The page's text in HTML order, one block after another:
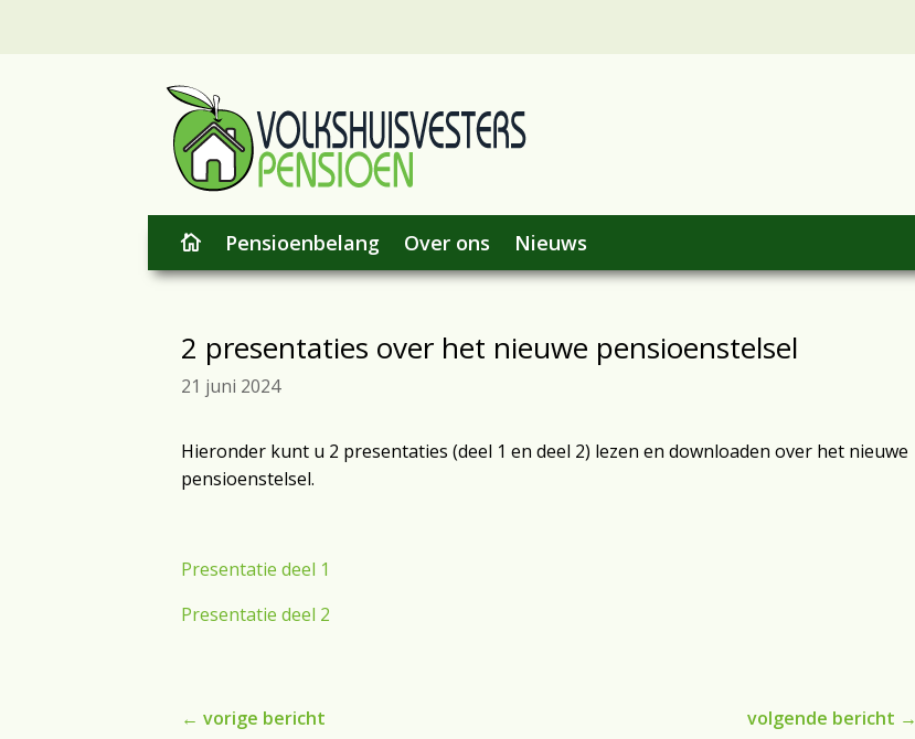
 Pensioenbelang Over ons Nieuws
2 presentaties over het nieuwe pensioenstelsel
21 juni 2024
Hieronder kunt u 2 presentaties (deel 1 en deel 2) lezen en downloaden over het nieuwe
pensioenstelsel.
Presentatie deel 1
Presentatie deel 2
←vorige bericht volgende bericht →